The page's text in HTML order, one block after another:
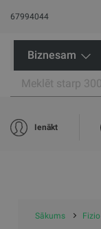
67994044
Biznesam
Ienākt
Sākums Fizio